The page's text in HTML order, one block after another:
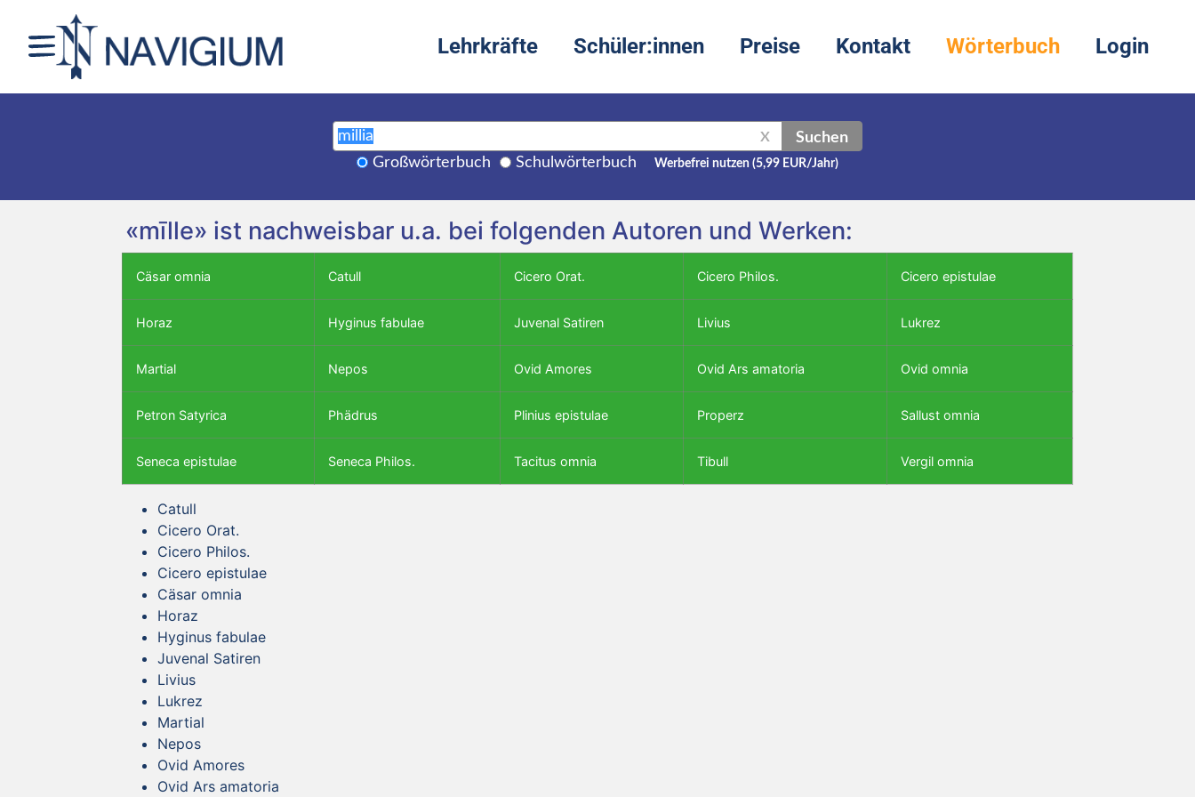
Lehrkräfte Schüler:innen Preise Kontakt Wörterbuch Login
X Suchen
Großwörterbuch Schulwörterbuch Werbefrei nutzen (5,99 EUR/Jahr)
«mīlle» ist nachweisbar u.a. bei folgenden Autoren und Werken:
Cäsar omnia Catull Cicero Orat. Cicero Philos. Cicero epistulae
Horaz Hyginus fabulae Juvenal Satiren Livius Lukrez
Martial Nepos Ovid Amores Ovid Ars amatoria Ovid omnia
Petron Satyrica Phädrus Plinius epistulae Properz Sallust omnia
Seneca epistulae Seneca Philos. Tacitus omnia Tibull Vergil omnia
Catull
Cicero Orat.
Cicero Philos.
Cicero epistulae
Cäsar omnia
Horaz
Hyginus fabulae
Juvenal Satiren
Livius
Lukrez
Martial
Nepos
Ovid Amores
Ovid Ars amatoria